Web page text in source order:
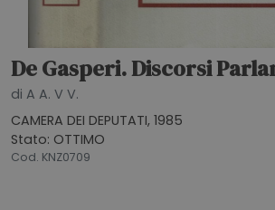
De Gasperi. Discorsi
di A A. V V.
CAMERA DEI DEPUTATI, 1985
Stato: OTTIMO
Cod. KNZ0709